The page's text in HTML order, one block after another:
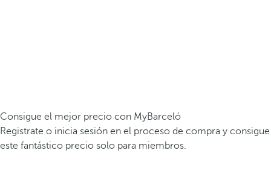
Consigue el mejor precio con MyBarceló
Registrate o inicia sesión en el proceso de compra y consigue
este fantástico precio solo para miembros.